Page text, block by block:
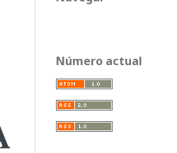
Número actual